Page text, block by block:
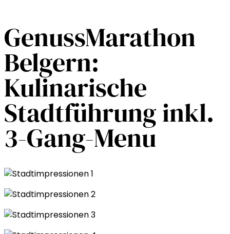
GenussMarathon
Belgern:
Kulinarische
Stadtführung inkl.
3-Gang-Menu